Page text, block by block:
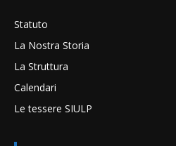
Statuto
La Nostra Storia
La Struttura
Calendari
Le tessere SIULP